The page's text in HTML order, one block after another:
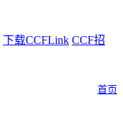
下载CCFLink CCF招
首页